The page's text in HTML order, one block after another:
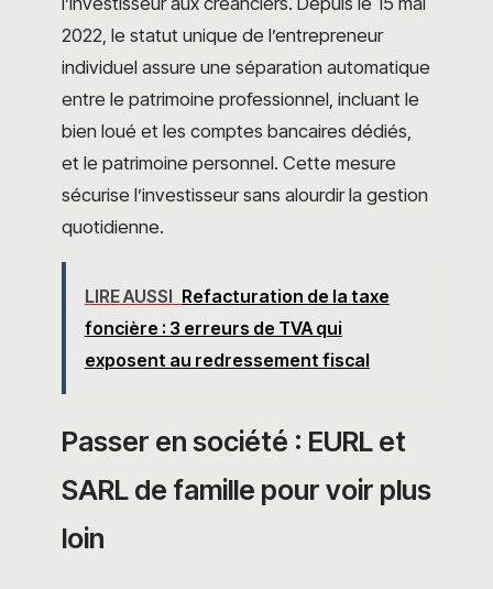
2022, le statut unique de l’entrepreneur
individuel assure une séparation automatique
entre le patrimoine professionnel, incluant le
bien loué et les comptes bancaires dédiés,
et le patrimoine personnel. Cette mesure
sécurise l’investisseur sans alourdir la gestion
quotidienne.
LIRE AUSSI Refacturation de la taxe
foncière : 3 erreurs de TVA qui
exposent au redressement fiscal
Passer en société : EURL et
SARL de famille pour voir plus
loin